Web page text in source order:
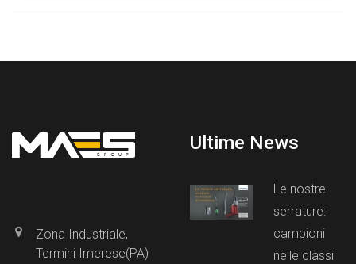
Zona Industriale,
Termini Imerese(PA)
Ultime News
Le nostre
serrature:
campioni
nelle classi